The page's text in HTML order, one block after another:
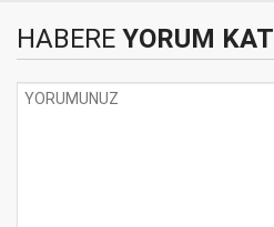
HABERE YORUM KAT